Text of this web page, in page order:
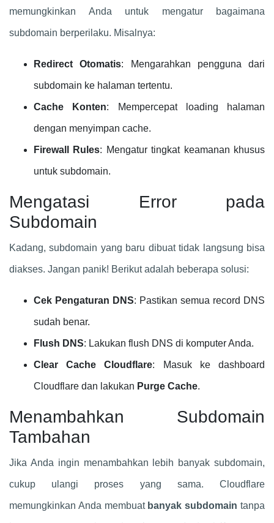
memungkinkan Anda untuk mengatur bagaimana
subdomain berperilaku. Misalnya:
Redirect Otomatis: Mengarahkan pengguna dari
subdomain ke halaman tertentu.
Cache Konten: Mempercepat loading halaman
dengan menyimpan cache.
Firewall Rules: Mengatur tingkat keamanan khusus
untuk subdomain.
Mengatasi Error pada
Subdomain
Kadang, subdomain yang baru dibuat tidak langsung bisa
diakses. Jangan panik! Berikut adalah beberapa solusi:
Cek Pengaturan DNS: Pastikan semua record DNS
sudah benar.
Flush DNS: Lakukan flush DNS di komputer Anda.
Clear Cache Cloudflare: Masuk ke dashboard
Cloudflare dan lakukan Purge Cache.
Menambahkan Subdomain
Tambahan
Jika Anda ingin menambahkan lebih banyak subdomain,
cukup ulangi proses yang sama. Cloudflare
memungkinkan Anda membuat banyak subdomain tanpa